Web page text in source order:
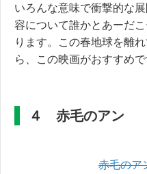
いろんな意味で衝撃的な
容について誰かとあーだ
ります。この春地球を離
ら、この映画がおすすめで
４ 赤毛のアン
赤毛のア